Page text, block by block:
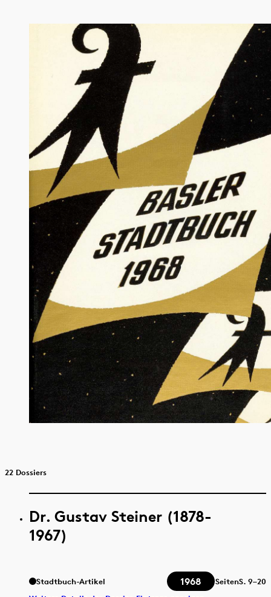
22 Dossiers
Dr. Gustav Steiner (1878-
1967)
Stadtbuch-Artikel 1968 SeitenS. 9–20